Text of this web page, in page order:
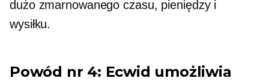
dużo zmarnowanego czasu, pieniędzy i
wysiłku.
Powód nr 4: Ecwid umożliwia